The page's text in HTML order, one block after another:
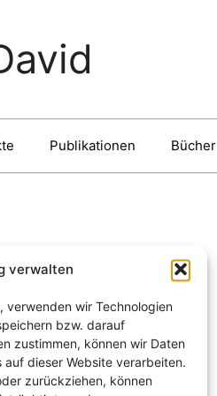
verwalten
verwenden wir Technologien
bzw. darauf
zustimmen, können wir Daten
dieser Website verarbeiten.
zurückziehen, können
Publikationen Bücher